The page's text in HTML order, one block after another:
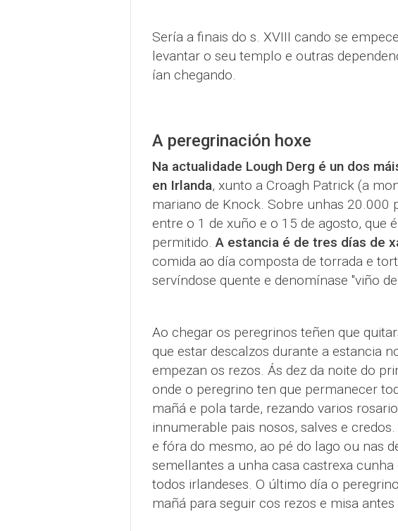
Sería a finais do s. XVIII cando se
levantar o seu templo e outras
ían chegando.
A peregrinación hoxe
Na actualidade Lough Derg é un dos
en Irlanda, xunto a Croagh Patrick (a
mariano de Knock. Sobre unhas 20.000
entre o 1 de xuño e o 15 de agosto, que
permitido.A estancia é de tres días de
comida ao día composta de torrada e
servíndose quente e denomínase "viño
Ao chegar os peregrinos teñen que
que estar descalzos durante a estancia
empezan os rezos. Ás dez da noite do
onde o peregrino ten que permanecer
mañá e pola tarde, rezando varios
innumerable pais nosos, salves e
e fóra do mesmo, ao pé do lago ou nas
semellantes a unha casa castrexa
todos irlandeses. O último día o
mañá para seguir cos rezos e misa